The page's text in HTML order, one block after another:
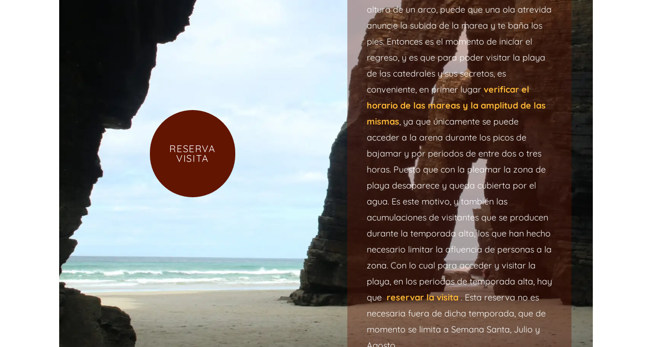
RESERVA
VISITA
altura de un arco, puede que una ola atrevida
anuncie la subida de la marea y te baña los
pies. Entonces es el momento de iniciar el
regreso, y es que para poder visitar la playa
de las catedrales y sus secretos, es
conveniente, en primer lugar verificar el
horario de las mareas y la amplitud de las
mismas, ya que únicamente se puede
acceder a la arena durante los picos de
bajamar y por periodos de entre dos o tres
horas. Puesto que con la pleamar la zona de
playa desaparece y queda cubierta por el
agua. Es este motivo, y también las
acumulaciones de visitantes que se producen
durante la temporada alta, los que han hecho
necesario limitar la afluencia de personas a la
zona. Con lo cual para acceder y visitar la
playa, en los periodos de temporada alta, hay
que reservar la visita . Esta reserva no es
necesaria fuera de dicha temporada, que de
momento se limita a Semana Santa, Julio y